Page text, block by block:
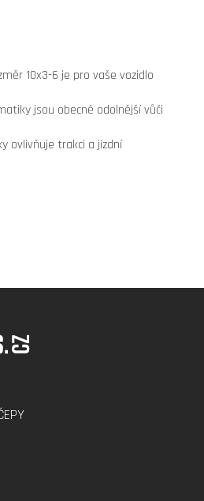
10x3-6 je pro vaše vozidlo
jsou obecně odolnější vůči
ovlivňuje trakci a jízdní